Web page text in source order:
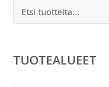
TUOTEALUEET